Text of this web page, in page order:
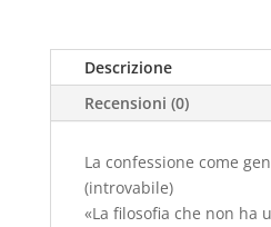
-
nuovo)
quantità
Descrizione
Recensioni (0)
La confessione come
(introvabile)
«La filosofia che non ha